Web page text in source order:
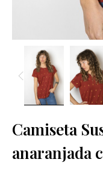
Camiseta
anaranjada